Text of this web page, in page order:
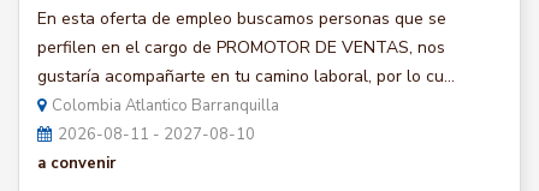
En esta oferta de empleo buscamos personas que se
perfilen en el cargo de PROMOTOR DE VENTAS, nos
gustaría acompañarte en tu camino laboral, por lo cu...
Colombia Atlantico Barranquilla
2026-08-11 - 2027-08-10
a convenir